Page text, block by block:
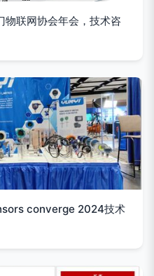
物联网协会年会，技术咨
converge 2024技术